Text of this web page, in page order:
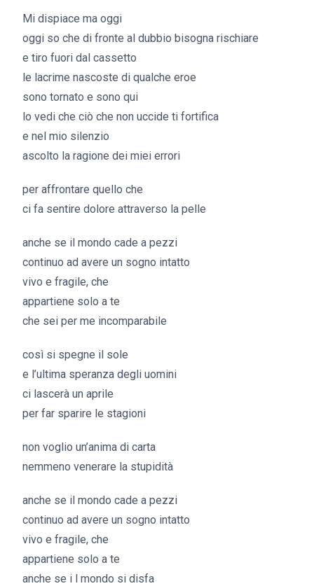
Mi dispiace ma oggi
oggi so che di fronte al dubbio bisogna rischiare
e tiro fuori dal cassetto
le lacrime nascoste di qualche eroe
sono tornato e sono qui
lo vedi che ciò che non uccide ti fortifica
e nel mio silenzio
ascolto la ragione dei miei errori
per affrontare quello che
ci fa sentire dolore attraverso la pelle
anche se il mondo cade a pezzi
continuo ad avere un sogno intatto
vivo e fragile, che
appartiene solo a te
che sei per me incomparabile
così si spegne il sole
e l’ultima speranza degli uomini
ci lascerà un aprile
per far sparire le stagioni
non voglio un’anima di carta
nemmeno venerare la stupidità
anche se il mondo cade a pezzi
continuo ad avere un sogno intatto
vivo e fragile, che
appartiene solo a te
anche se i l mondo si disfa